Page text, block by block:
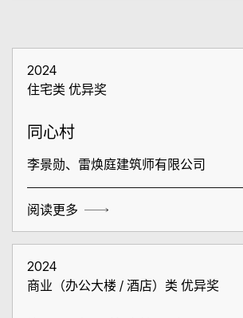
2024
住宅类 优异奖
同心村
李景勋、雷焕庭建筑师有限公司
阅读更多
2024
商业（办公大楼 / 酒店）类 优异奖